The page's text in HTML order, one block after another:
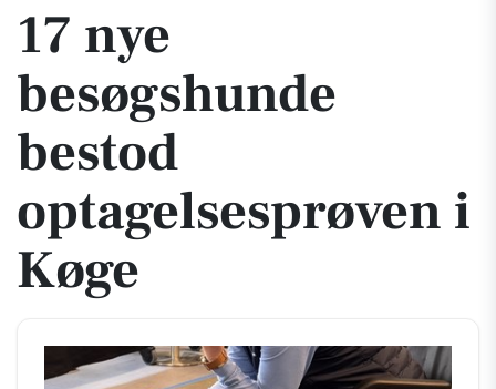
17 nye
besøgshunde
bestod
optagelsesprøven i
Køge